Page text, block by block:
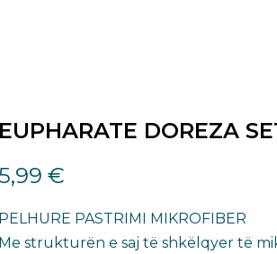
EUPHARATE DOREZA
€
PELHURE PASTRIMI MIKROFIBER
Me strukturën e saj të shkëlqyer të